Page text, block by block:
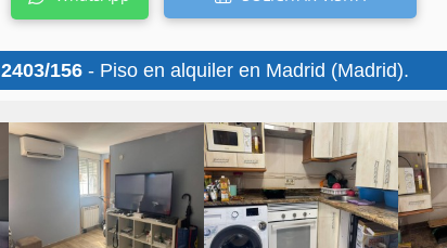
2403/156 - Piso en alquiler en Madrid (Madrid).